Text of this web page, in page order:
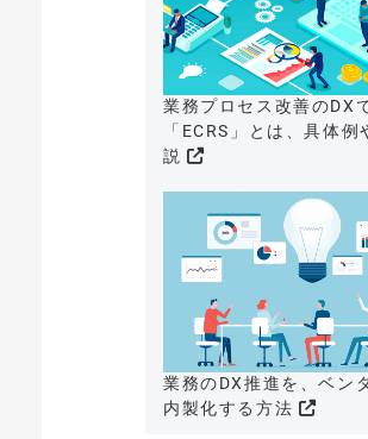
業務プロセス改善のDX
「ECRS」とは、具体
説
業務のDX推進を、ベン
内製化する方法